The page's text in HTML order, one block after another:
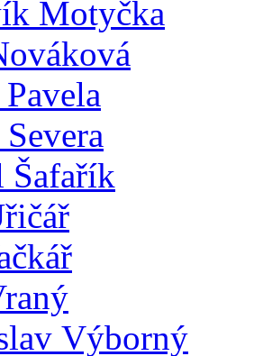
Motyčka
Šafařík
Výborný